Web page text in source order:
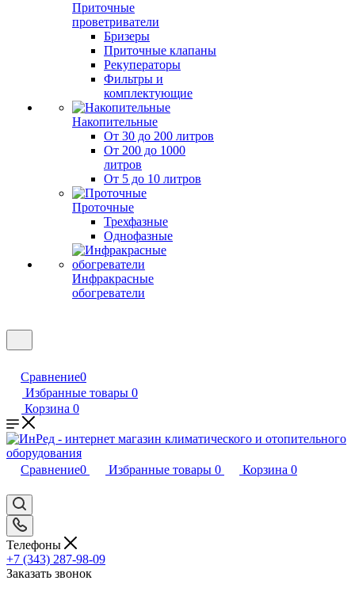
Приточные
проветриватели
Бризеры
Приточные клапаны
Рекуператоры
Фильтры и
комплектующие
Накопительные
От 30 до 200 литров
От 200 до 1000
литров
От 5 до 10 литров
Проточные
Трехфазные
Однофазные
Инфракрасные
обогреватели
Сравнение0
Избранные товары 0
Корзина 0
Сравнение0 Избранные товары 0 Корзина 0
Телефоны
+7 (343) 287-98-09
Заказать звонок